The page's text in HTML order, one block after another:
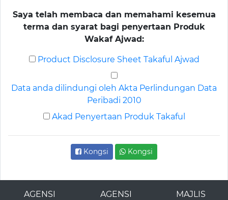
Saya telah membaca dan memahami kesemua
terma dan syarat bagi penyertaan Produk
Wakaf Ajwad:
Product Disclosure Sheet Takaful Ajwad
Data anda dilindungi oleh Akta Perlindungan Data
Peribadi 2010
Akad Penyertaan Produk Takaful
Kongsi Kongsi
AGENSI
AGENSI
MAJLIS